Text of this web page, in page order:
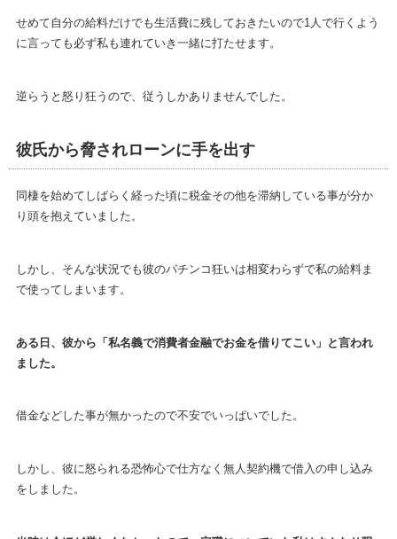
せめて自分の給料だけでも生活費に残しておきたいので1人で行くよう
に言っても必ず私も連れていき一緒に打たせます。
逆らうと怒り狂うので、従うしかありませんでした。
彼氏から脅されローンに手を出す
同棲を始めてしばらく経った頃に税金その他を滞納している事が分か
り頭を抱えていました。
しかし、そんな状況でも彼のパチンコ狂いは相変わらずで私の給料ま
で使ってしまいます。
ある日、彼から「私名義で消費者金融でお金を借りてこい」と言われ
ました。
借金などした事が無かったので不安でいっぱいでした。
しかし、彼に怒られる恐怖心で仕方なく無人契約機で借入の申し込み
をしました。